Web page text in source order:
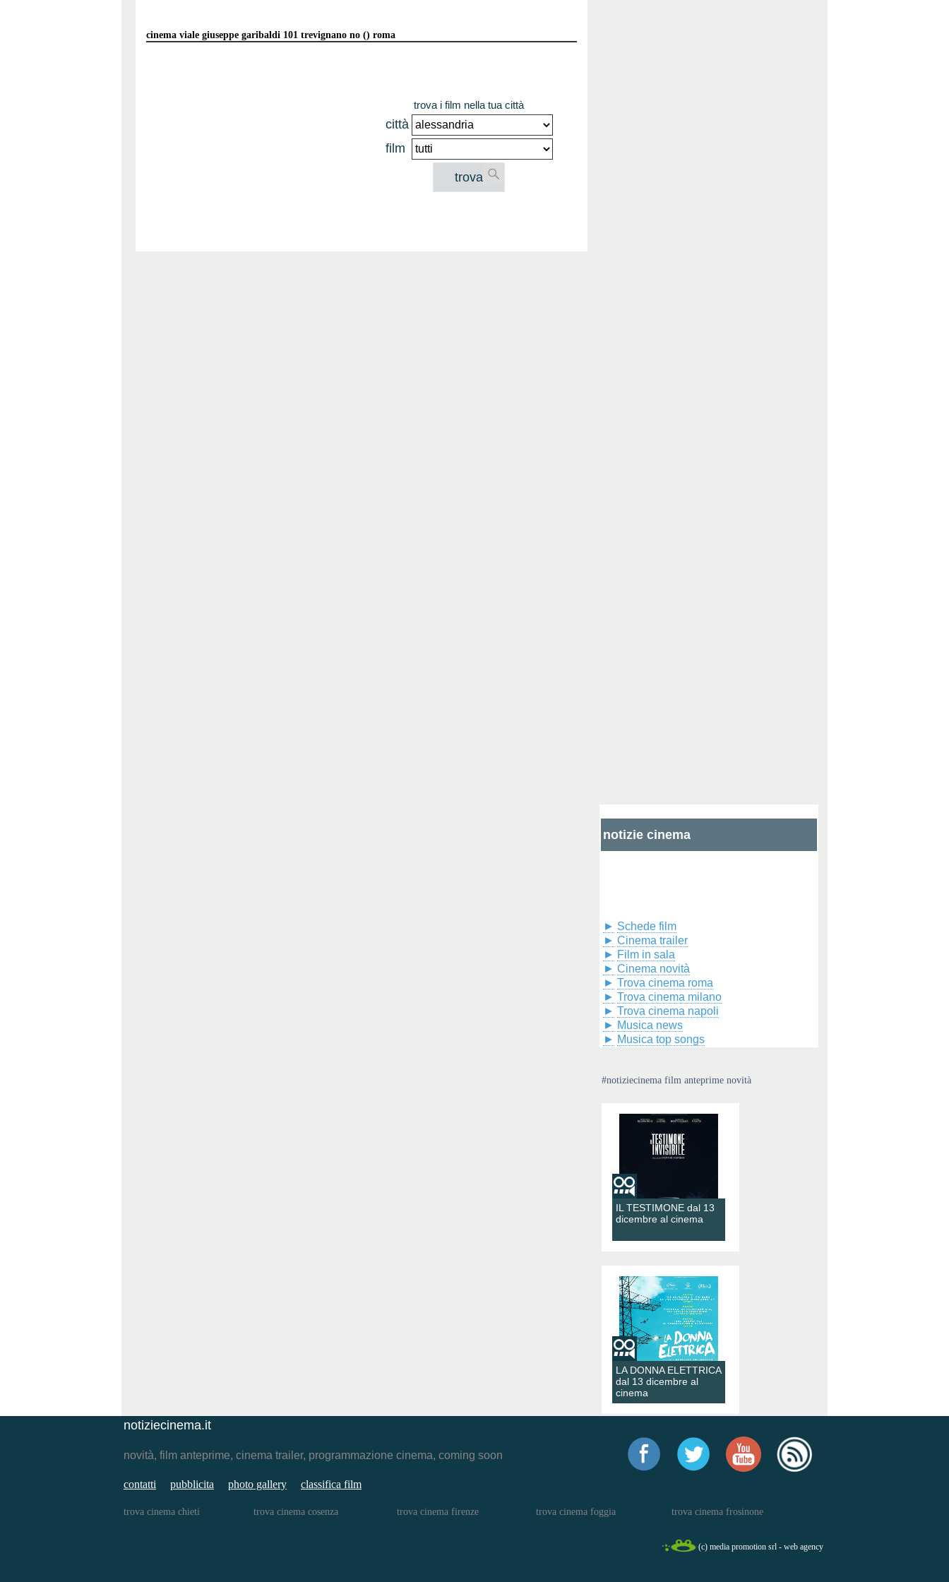
cinema viale giuseppe garibaldi 101 trevignano no () roma
trova i film nella tua città
città
film
trova
notizie cinema
► Schede film
► Cinema trailer
► Film in sala
► Cinema novità
► Trova cinema roma
► Trova cinema milano
► Trova cinema napoli
► Musica news
► Musica top songs
#notiziecinema film anteprime novità
IL TESTIMONE dal 13
dicembre al cinema
LA DONNA ELETTRICA
dal 13 dicembre al
cinema
notiziecinema.it
novità, film anteprime, cinema trailer, programmazione cinema, coming soon
contatti pubblicita photo gallery classifica film
trova cinema chieti trova cinema cosenza trova cinema firenze trova cinema foggia trova cinema frosinone
(c) media promotion srl - web agency